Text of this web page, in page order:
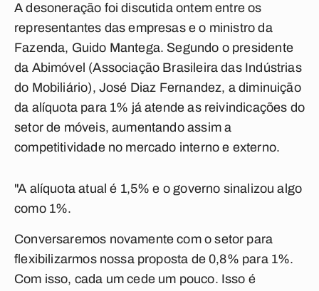
A desoneração foi discutida ontem entre os
representantes das empresas e o ministro da
Fazenda, Guido Mantega. Segundo o presidente
da Abimóvel (Associação Brasileira das Indústrias
do Mobiliário), José Diaz Fernandez, a diminuição
da alíquota para 1% já atende as reivindicações do
setor de móveis, aumentando assim a
competitividade no mercado interno e externo.
"A alíquota atual é 1,5% e o governo sinalizou algo
como 1%.
Conversaremos novamente com o setor para
flexibilizarmos nossa proposta de 0,8% para 1%.
Com isso, cada um cede um pouco. Isso é